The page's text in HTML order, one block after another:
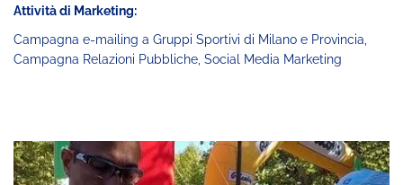
Attività di Marketing:
Campagna e-mailing a Gruppi Sportivi di Milano e Provincia,
Campagna Relazioni Pubbliche, Social Media Marketing